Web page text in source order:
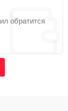
обратится